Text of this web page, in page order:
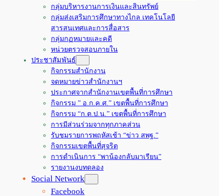
กลุ่มบริหารงานการเงินและสินทรัพย์
กลุ่มส่งเสริมการศึกษาทางไกล เทคโนโลยี
สารสนเทศและการสื่อสาร
กลุ่มกฏหมายและคดี
หน่วยตรวจสอบภายใน
ประชาสัมพันธ์
กิจกรรมสำนักงาน
จดหมายข่าวสำนักงานฯ
ประกาศจากสำนักงานเขตพื้นที่การศึกษา
กิจกรรม ” อ.ก.ค.ศ.” เขตพื้นที่การศึกษา
กิจกรรม “ก.ต.ป.น.” เขตพื้นที่การศึกษา
การมีส่วนร่วมจากทุกภาคส่วน
รับชมรายการพฤหัสเช้า “ข่าว สพฐ.”
กิจกรรมเขตพื้นที่สุจริต
การดำเนินการ “พาน้องกลับมาเรียน”
รายงานงบทดลอง
Social Network
Facebook